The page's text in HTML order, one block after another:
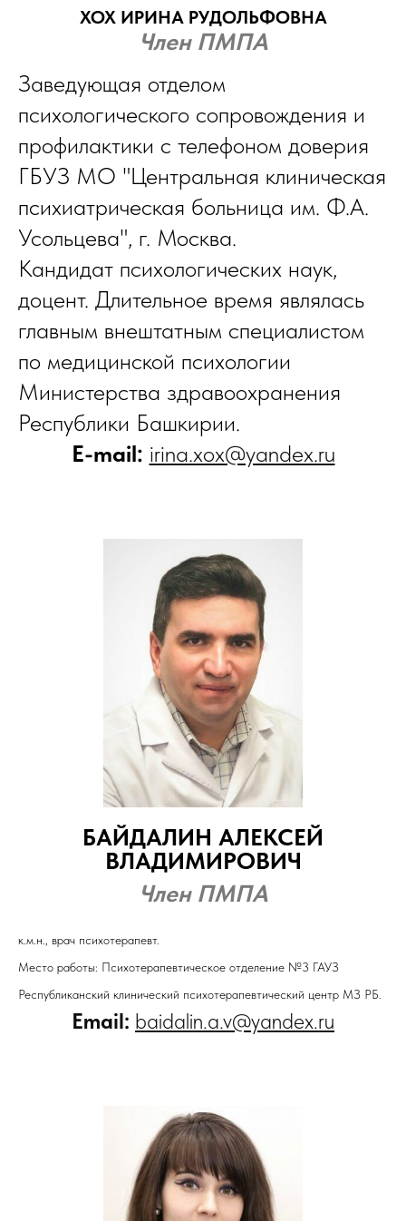
ХОХ ИРИНА РУДОЛЬФОВНА
Член ПМПА
Заведующая отделом
психологического сопровождения и
профилактики с телефоном доверия
ГБУЗ МО "Центральная клиническая
психиатрическая больница им. Ф.А.
Усольцева", г. Москва.
Кандидат психологических наук,
доцент. Длительное время являлась
главным внештатным специалистом
по медицинской психологии
Министерства здравоохранения
Республики Башкирии.
E-mail: irina.xox@yandex.ru
БАЙДАЛИН АЛЕКСЕЙ
ВЛАДИМИРОВИЧ
Член ПМПА
к.м.н., врач психотерапевт.
Место работы: Психотерапевтическое отделение №3 ГАУЗ
Республиканский клинический психотерапевтический центр МЗ РБ.
Email: baidalin.a.v@yandex.ru